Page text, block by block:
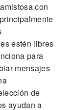
con
estén libres
para
mensajes
de
ayudan a